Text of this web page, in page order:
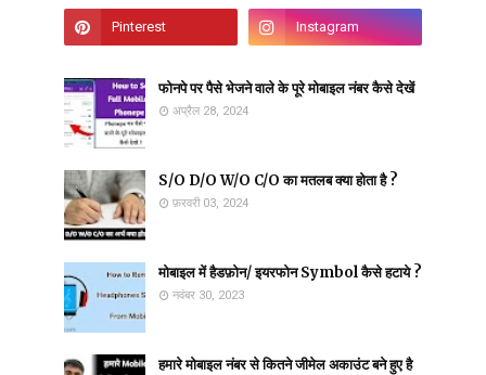
फोनपे पर पैसे भेजने वाले के पूरे मोबाइल नंबर कैसे देखें
अप्रैल 28, 2024
S/O D/O W/O C/O का मतलब क्या होता है ?
फ़रवरी 03, 2024
मोबाइल में हैडफ़ोन/ इयरफोन Symbol कैसे हटाये ?
नवंबर 30, 2023
हमारे मोबाइल नंबर से कितने जीमेल अकाउंट बने हुए है